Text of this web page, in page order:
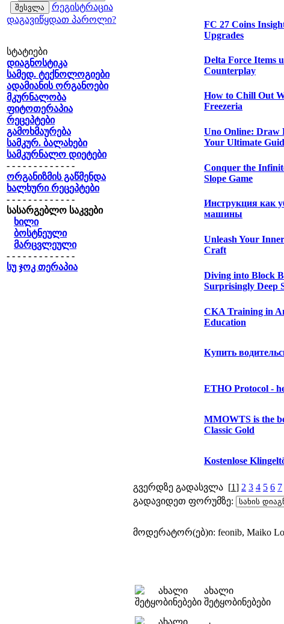
რეგისტრაცია
დაგავიწყდათ პაროლი?
სტატიები
დიაგნოსტიკა
სამედ. ტექნოლოგიები
ადამიანის ორგანოები
მკურნალობა
ფიტოთერაპია
რეცეპტები
გამოხმაურება
სამკურ. ბალახები
სამკურნალო დიეტები
- - - - - - - - - - - - -
ორგანიზმის გაწმენდა
ხალხური რეცეპტები
- - - - - - - - - - - - -
სასარგებლო საკვები
ხილი
ბოსტნეული
მარცვლეული
- - - - - - - - - - - - -
სუ ჯოკ თერაპია
FC 27 Coins
Upgrades
Delta Force Items
Counterplay
How to Chill Out
Freezeria
Uno Online: Draw
Your Ultimate
Conquer the
Slope Game
Инструкция как
машины
Unleash Your
Craft
Diving into Block
Surprisingly Deep
CKA Training in
Education
Купить
ETHO Protocol -
MMOWTS is the
Classic Gold
Kostenlose
გვერდზე გადასვლა [1] 2 3 4 5 6 7
გადავიდეთ ფორუმზე:
მოდერატორ(ებ)ი: feonib, Maiko
ახალი
შეტყობინებები